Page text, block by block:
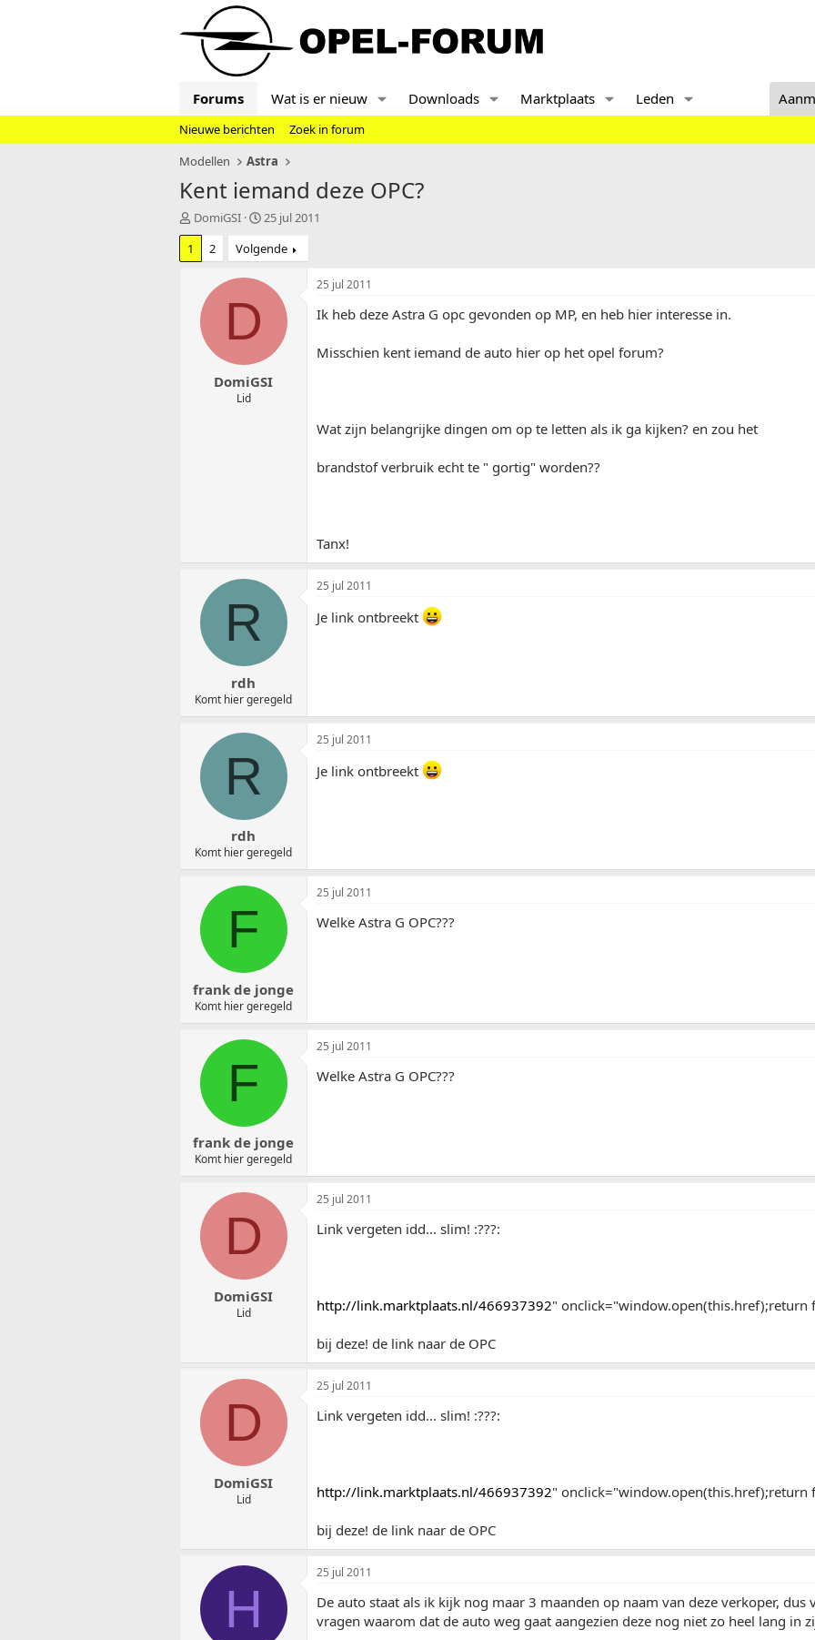
Forums Wat is er nieuw Downloads Marktplaats Leden
Nieuwe berichten
Zoek in forum
Modellen
Astra
Kent iemand deze OPC?
T
o
i
DomiGSI
S
a
r
t
m
25 jul 2011
1
2 Volgende
D
DomiGSI
Lid
25 jul 2011
Ik heb deze Astra G opc gevonden op MP, en heb hier interesse in.
Misschien kent iemand de auto hier op het opel forum?
Wat zijn belangrijke dingen om op te letten als ik ga kijken? en zou het
brandstof verbruik echt te " gortig" worden??
Tanx!
R
rdh
Komt hier geregeld
25 jul 2011
Je link ontbreekt
R
rdh
Komt hier geregeld
25 jul 2011
Je link ontbreekt
F
frank de jonge
Komt hier geregeld
25 jul 2011
Welke Astra G OPC???
F
frank de jonge
Komt hier geregeld
25 jul 2011
Welke Astra G OPC???
D
DomiGSI
Lid
25 jul 2011
Link vergeten idd... slim! :???:
http://link.marktplaats.nl/466937392" onclick="window.open(this.href);return
bij deze! de link naar de OPC
D
DomiGSI
Lid
25 jul 2011
Link vergeten idd... slim! :???:
http://link.marktplaats.nl/466937392" onclick="window.open(this.href);return
bij deze! de link naar de OPC
H
25 jul 2011
De auto staat als ik kijk nog maar 3 maanden op naam van deze verkoper,
vragen waarom dat de auto weg gaat aangezien deze nog niet zo heel lang in